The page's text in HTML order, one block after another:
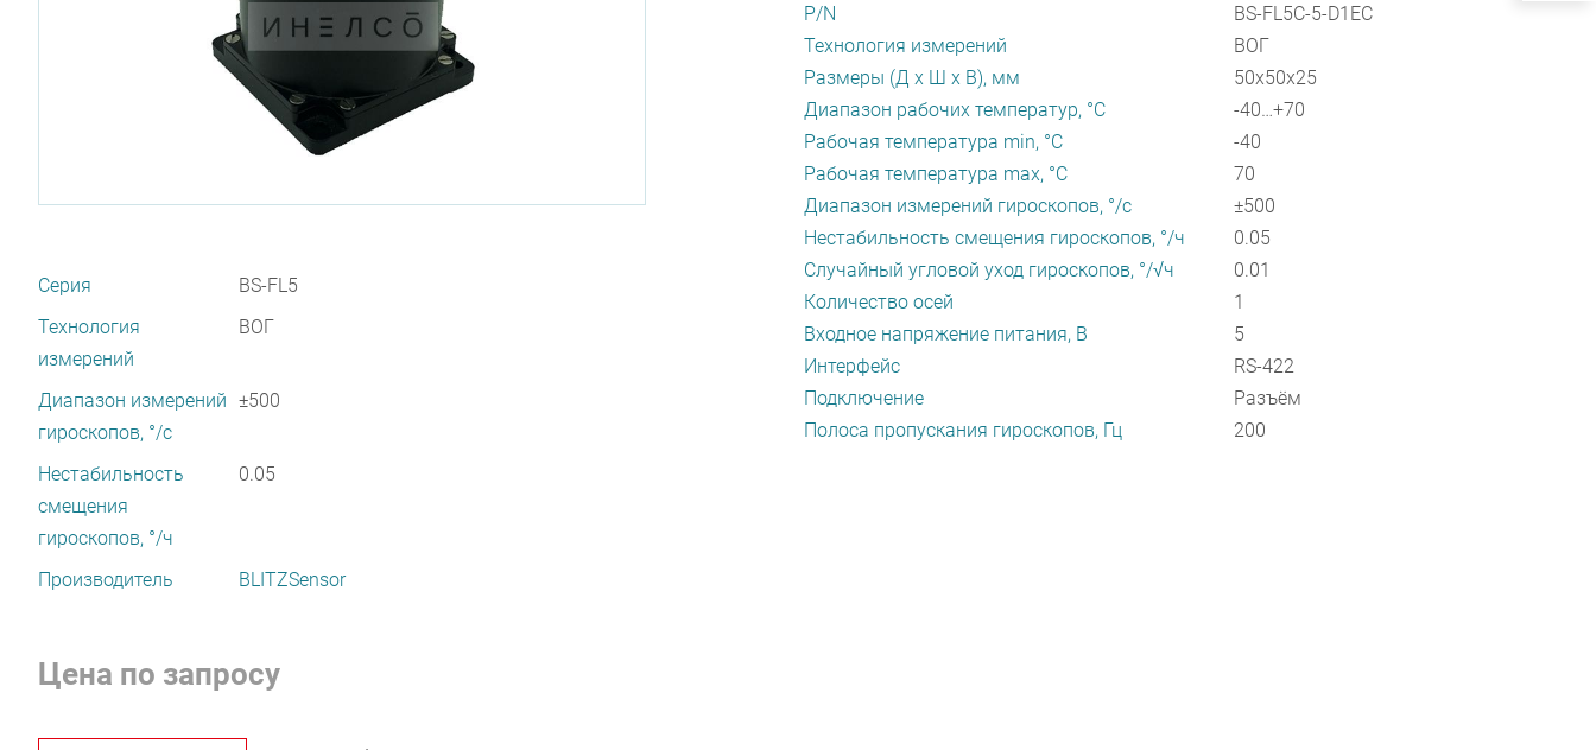
Серия
BS-FL5
Технология
измерений
ВОГ
Диапазон измерений
гироскопов, °/с
±500
Нестабильность
смещения
гироскопов, °/ч
0.05
Производитель BLITZSensor
Цена по запросу
P/N
BS-FL5C-5-D1EC
Технология измерений
ВОГ
Размеры (Д х Ш х В), мм
50х50х25
Диапазон рабочих температур, °С
-40…+70
Рабочая температура min, °С
-40
Рабочая температура max, °С
70
Диапазон измерений гироскопов, °/с
±500
Нестабильность смещения гироскопов, °/ч
0.05
Случайный угловой уход гироскопов, °/√ч
0.01
Количество осей
1
Входное напряжение питания, В
5
Интерфейс
RS-422
Подключение
Разъём
Полоса пропускания гироскопов, Гц
200